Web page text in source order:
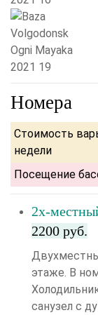
Номера
Стоимость
недели
Посещение
2х-
2200 руб.
этаже. В
санузел с